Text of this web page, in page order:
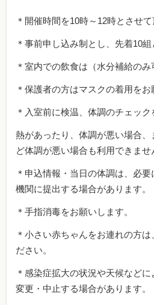
＊開催時間を10時～12時とさせて
＊事前申し込み制とし、先着10組
＊室内での飲食は（水分補給のみ
＊保護者の方はマスクの着用をお
＊入室前に検温、体調のチェック
熱があったり、体調が悪い場合
ど体調が悪い場合も利用できませ
＊申込情報・当日の体調は、必
機関に提出する場合があります。
＊手指消毒をお願いします。
＊小さい赤ちゃんをお連れの方
ださい。
＊感染症拡大の状況や天候など
変更・中止する場合があります。